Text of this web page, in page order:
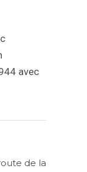
avec
de la